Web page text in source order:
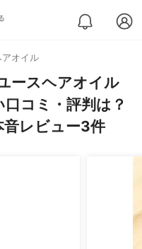
アオイル
ースヘアオイル
コミ・評判は？
レビュー3件